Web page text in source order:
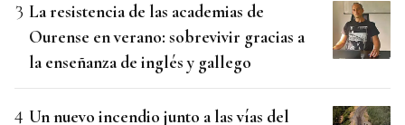
La resistencia de las academias de
Ourense en verano: sobrevivir gracias a
la enseñanza de inglés y gallego
Un nuevo incendio junto a las vías del